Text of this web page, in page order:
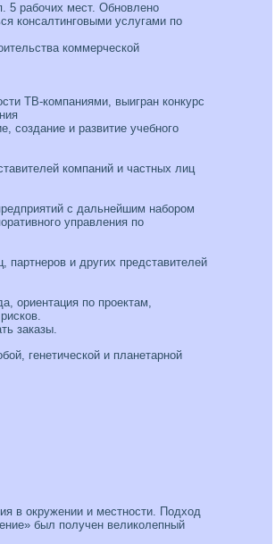
5 рабочих мест. Обновлено
консалтинговыми услугами по
коммерческой
ТВ-компаниями, выигран конкурс
создание и развитие учебного
компаний и частных лиц
с дальнейшим набором
управления по
партнеров и других представителей
ориентация по проектам,
заказы.
генетической и планетарной
в окружении и местности. Подход
был получен великолепный